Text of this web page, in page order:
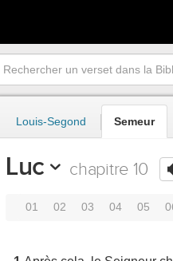
Louis-Segond Semeur
Luc chapitre 10
01 02 03 04 05